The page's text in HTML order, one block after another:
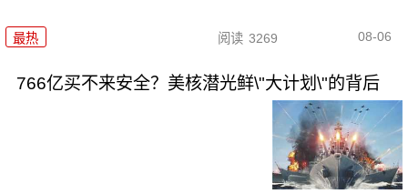
最热 阅读 3269 08-06
766亿买不来安全？美核潜光鲜\"大计划\"的背后